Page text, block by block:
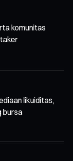
komunitas
likuiditas,
bursa